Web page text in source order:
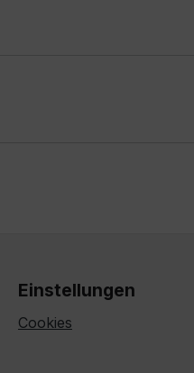
Einstellungen
Cookies